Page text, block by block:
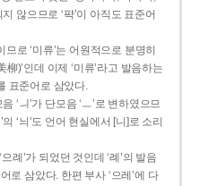
지 않으므로 ‘퍅’이 아직도 표준어
로 ‘미류’는 어원적으로 분명히
)’인데 이제 ‘미류’라고 발음하는
표준어로 삼았다.
‘ㅢ’가 단모음 ‘ㅡ’로 변하였으므
‘늬’도 언어 현실에서 [니]로 소리
례’가 되었던 것인데 ‘례’의 발음
로 삼았다. 한편 부사 ‘으레’에 다